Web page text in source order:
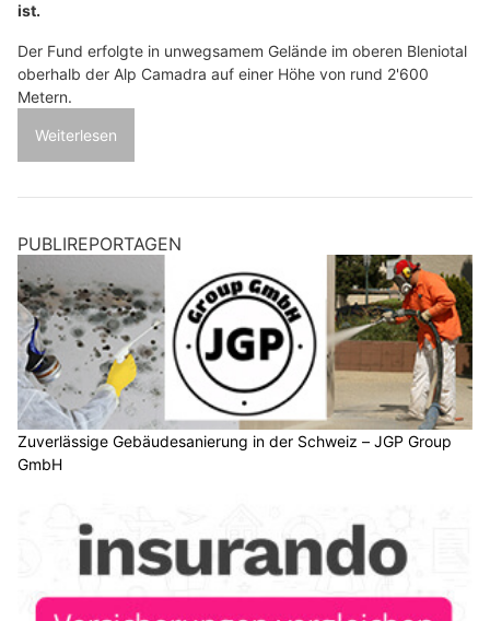
ist.
Der Fund erfolgte in unwegsamem Gelände im oberen Bleniotal
oberhalb der Alp Camadra auf einer Höhe von rund 2'600
Metern.
Weiterlesen
PUBLIREPORTAGEN
Zuverlässige Gebäudesanierung in der Schweiz – JGP Group
GmbH